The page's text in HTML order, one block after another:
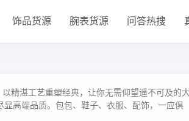
饰品货源 腕表货源 问答热搜
以精湛工艺重塑经典，让你无需仰望遥不可及的
高端品质。包包、鞋子、衣服、配饰，一应俱